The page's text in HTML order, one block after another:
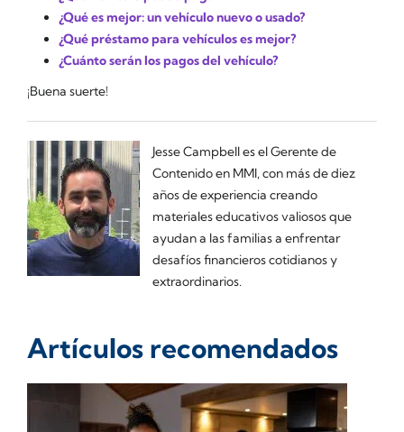
¿Qué es mejor: un vehículo nuevo o usado?
¿Qué préstamo para vehículos es mejor?
¿Cuánto serán los pagos del vehículo?
¡Buena suerte!
Jesse Campbell es el Gerente de
Contenido en MMI, con más de diez
años de experiencia creando
materiales educativos valiosos que
ayudan a las familias a enfrentar
desafíos financieros cotidianos y
extraordinarios.
Artículos recomendados